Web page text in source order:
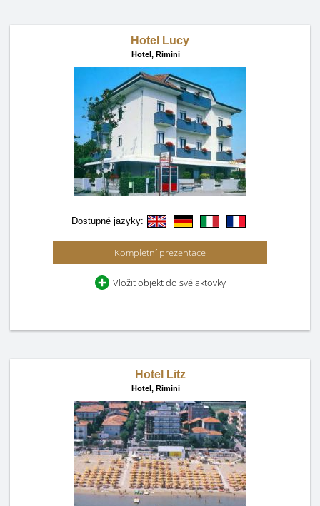
Hotel Lucy
Hotel, Rimini
Dostupné jazyky:
Kompletní prezentace
Vložit objekt do své aktovky
Hotel Litz
Hotel, Rimini